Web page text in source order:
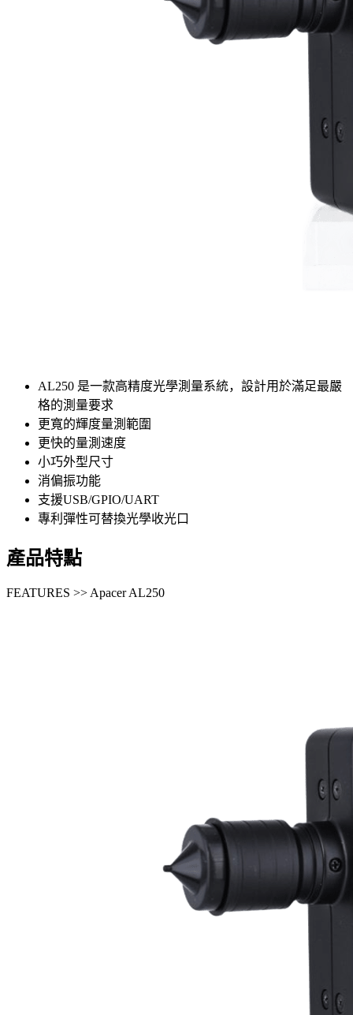
AL250 是一款高精度光學測量系統，設計用於滿足最嚴
格的測量要求
更寬的輝度量測範圍
更快的量測速度
小巧外型尺寸
消偏振功能
支援USB/GPIO/UART
專利彈性可替換光學收光口
產品特點
FEATURES >> Apacer AL250